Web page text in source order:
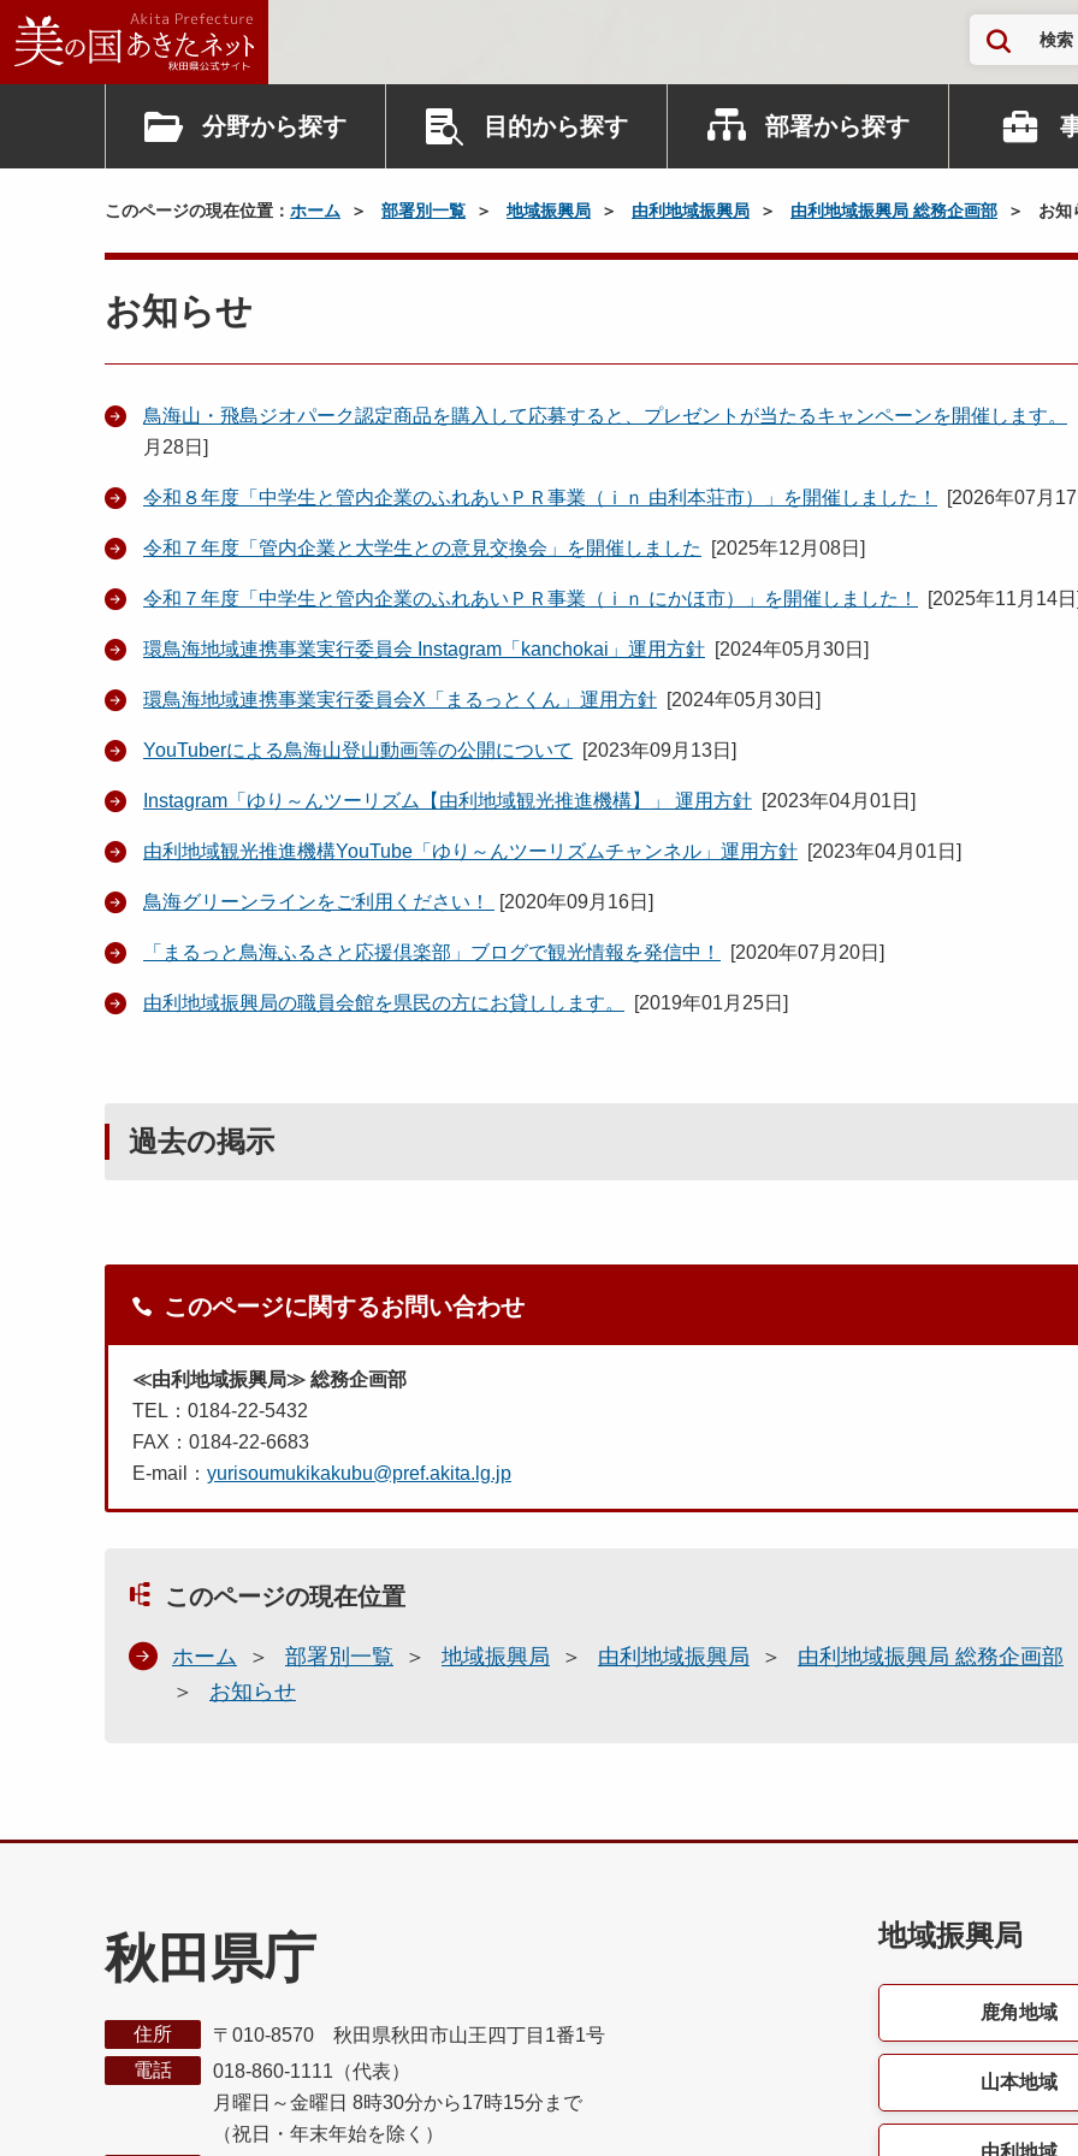
検索
分野から探す 目的から探す 部署から探す
このページの現在位置： ホーム 部署別一覧 地域振興局 由利地域振興局 由利地域振興局 総務企画部 お知
お知らせ
鳥海山・飛島ジオパーク認定商品を購入して応募すると、プレゼントが当たるキャンペーンを開催します。
月28日 ]
令和８年度「中学生と管内企業のふれあいＰＲ事業（ｉｎ 由利本荘市）」を開催しました！ [2026年07月
令和７年度「管内企業と大学生との意見交換会」を開催しました [2025年12月08日 ]
令和７年度「中学生と管内企業のふれあいＰＲ事業（ｉｎ にかほ市）」を開催しました！ [2025年11月14日
環鳥海地域連携事業実行委員会 Instagram「kanchokai」運用方針 [2024年05月30日 ]
環鳥海地域連携事業実行委員会X「まるっとくん」運用方針 [2024年05月30日 ]
YouTuberによる鳥海山登山動画等の公開について [2023年09月13日 ]
Instagram「ゆり～んツーリズム【由利地域観光推進機構】」 運用方針 [2023年04月01日 ]
由利地域観光推進機構YouTube「ゆり～んツーリズムチャンネル」運用方針 [2023年04月01日 ]
鳥海グリーンラインをご利用ください！ [2020年09月16日 ]
「まるっと鳥海ふるさと応援倶楽部」ブログで観光情報を発信中！ [2020年07月20日 ]
由利地域振興局の職員会館を県民の方にお貸しします。 [2019年01月25日 ]
過去の掲示
このページに関するお問い合わせ
≪由利地域振興局≫ 総務企画部
TEL：0184-22-5432
FAX：0184-22-6683
E-mail： yurisoumukikakubu@pref.akita.lg.jp
このページの現在位置
ホーム 部署別一覧 地域振興局 由利地域振興局
由利地域振興局 総務企画部
お知らせ
秋田県庁
住所
〒010-8570 秋田県秋田市山王四丁目1番1号
電話
018-860-1111（代表）
月曜日～金曜日 8時30分から17時15分まで
（祝日・年末年始を除く）
地域振興局
鹿角地域
山本地域
由利地域